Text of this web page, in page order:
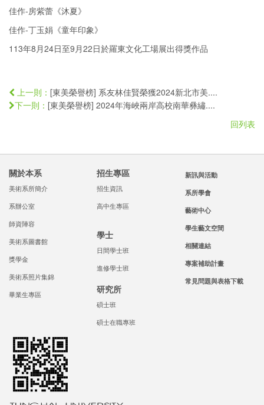
佳作-房紫蕾《沐夏》
佳作-丁玉娟《童年印象》
113年8月24日至9月22日於羅東文化工場展出得獎作品
上一則： [東美榮譽榜] 系友林佳賢榮獲2024新北市美....
下一則： [東美榮譽榜] 2024年海峽兩岸高校南華彝繡....
回列表
關於本系
美術系所簡介
系辦公室
師資陣容
美術系圖書館
獎學金
美術系照片集錦
畢業生專區
招生專區
招生資訊
高中生專區
學士
日間學士班
進修學士班
研究所
碩士班
碩士在職專班
新訊與活動
系所學會
藝術中心
學生藝文空間
相關連結
專案補助計畫
常見問題與表格下載